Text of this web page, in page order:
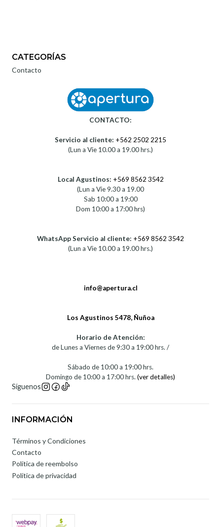
CATEGORÍAS
Contacto
CONTACTO:
Servicio al cliente: +562 2502 2215
(Lun a Vie 10.00 a 19.00 hrs.)
Local Agustinos: +569 8562 3542
(Lun a Vie 9.30 a 19.00
Sab 10:00 a 19:00
Dom 10:00 a 17:00 hrs)
WhatsApp Servicio al cliente: +569 8562 3542
(Lun a Vie 10.00 a 19.00 hrs.)
info@apertura.cl
Los Agustinos 5478, Ñuñoa
Horario de Atención:
de Lunes a Viernes de 9:30 a 19:00 hrs. /
Sábado de 10:00 a 19:00 hrs.
Domingo de 10:00 a 17:00 hrs.(ver detalles)
Síguenos
INFORMACIÓN
Términos y Condiciones
Contacto
Política de reembolso
Política de privacidad